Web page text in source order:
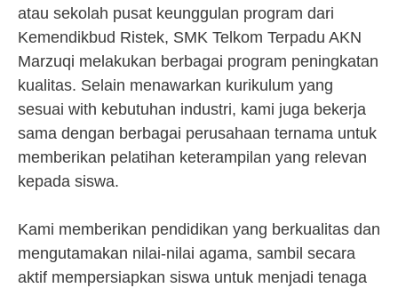
atau sekolah pusat keunggulan program dari
Kemendikbud Ristek, SMK Telkom Terpadu AKN
Marzuqi melakukan berbagai program peningkatan
kualitas. Selain menawarkan kurikulum yang
sesuai with kebutuhan industri, kami juga bekerja
sama dengan berbagai perusahaan ternama untuk
memberikan pelatihan keterampilan yang relevan
kepada siswa.
Kami memberikan pendidikan yang berkualitas dan
mengutamakan nilai-nilai agama, sambil secara
aktif mempersiapkan siswa untuk menjadi tenaga